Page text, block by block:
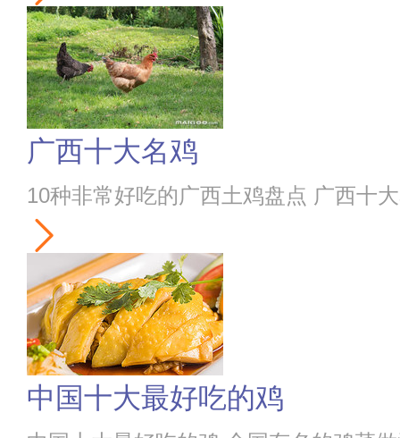
广西十大名鸡
10种非常好吃的广西土鸡盘点 广西十
中国十大最好吃的鸡